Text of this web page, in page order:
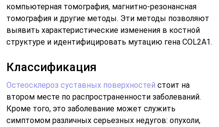
компьютерная томография, магнитно-резонансная
томография и другие методы. Эти методы позволяют
выявить характеристические изменения в костной
структуре и идентифицировать мутацию гена COL2A1.
Классификация
Остеосклероз суставных поверхностей стоит на
втором месте по распространенности заболеваний.
Кроме того, это заболевание может служить
симптомом различных серьезных недугов: опухоли,